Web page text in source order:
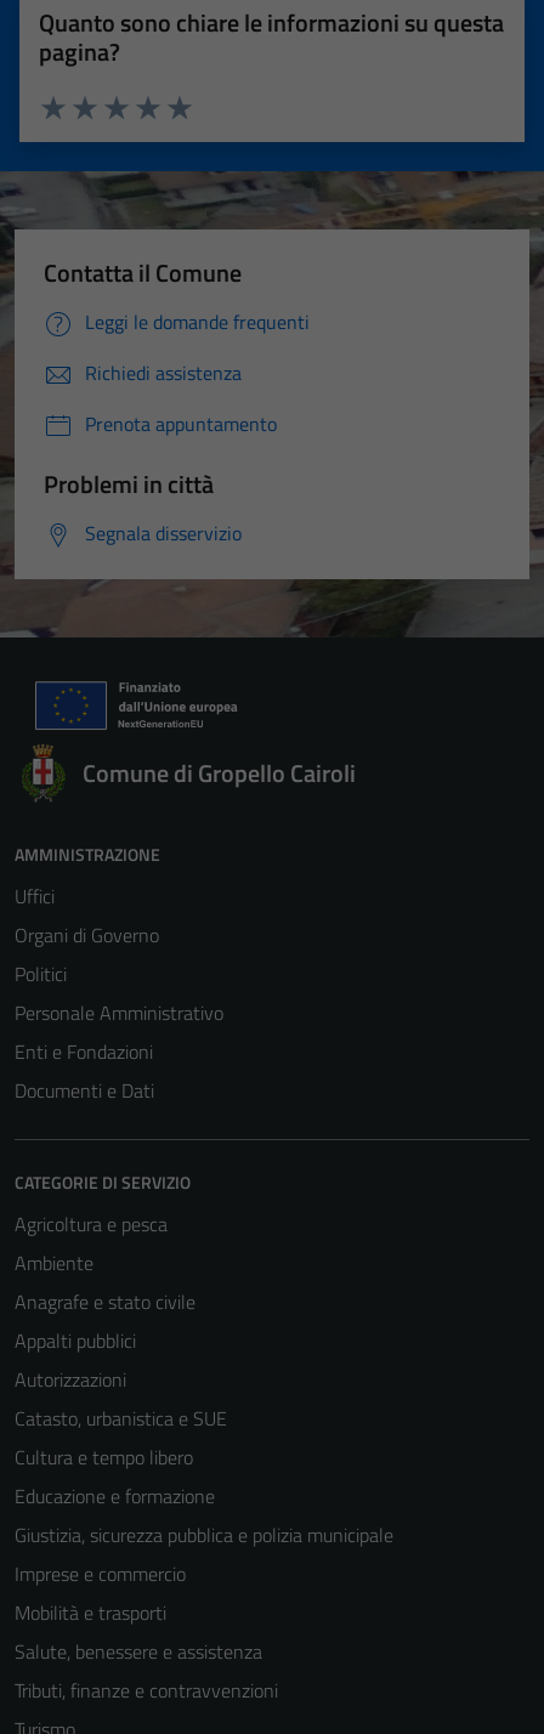
Quanto sono chiare le informazioni su questa
pagina?
Valuta 5 stelle su 5
Valuta 4 stelle su 5
Valuta 3 stelle su 5
Valuta 2 stelle su 5
Valuta 1 stelle su 5
Contatta il Comune
Leggi le domande frequenti
Richiedi assistenza
Prenota appuntamento
Problemi in città
Segnala disservizio
Comune di Gropello Cairoli
AMMINISTRAZIONE
Uffici
Organi di Governo
Politici
Personale Amministrativo
Enti e Fondazioni
Documenti e Dati
CATEGORIE DI SERVIZIO
Agricoltura e pesca
Ambiente
Anagrafe e stato civile
Appalti pubblici
Autorizzazioni
Catasto, urbanistica e SUE
Cultura e tempo libero
Educazione e formazione
Giustizia, sicurezza pubblica e polizia municipale
Imprese e commercio
Mobilità e trasporti
Salute, benessere e assistenza
Tributi, finanze e contravvenzioni